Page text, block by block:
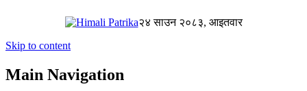
२४ साउन २०८३, आइतवार
Skip to content
Main Navigation